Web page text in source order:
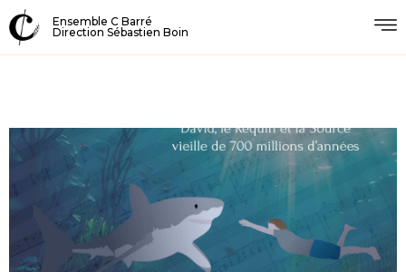
Ensemble C Barré
Direction Sébastien Boin